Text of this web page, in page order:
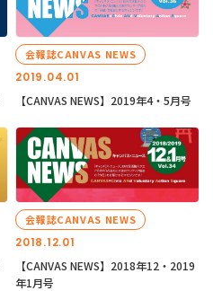
2019.04.01
会報誌CANVAS NEWS
【CANVAS NEWS】2019年4・5月号
2018.12.01
会報誌CANVAS NEWS
【CANVAS NEWS】2018年12・2019
年1月号